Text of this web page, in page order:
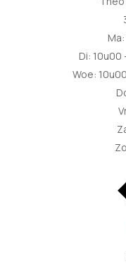
Di: 10u00
Woe: